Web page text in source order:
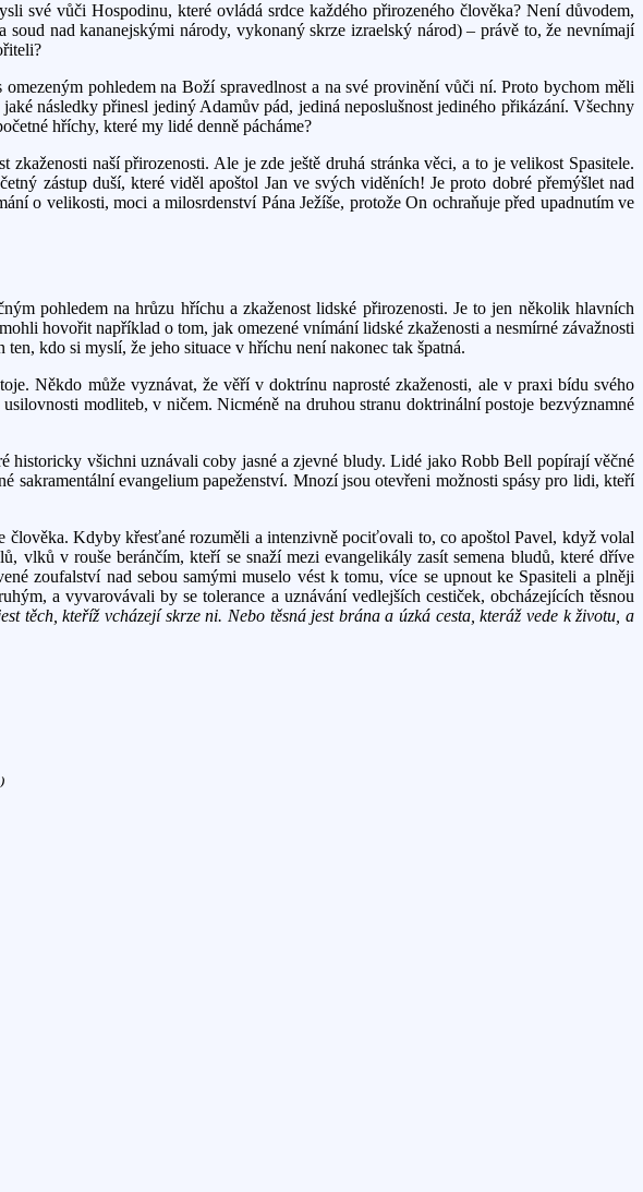
své vůči Hospodinu, které ovládá srdce každého přirozeného člověka? Není důvodem,
nad kananejskými národy, vykonaný skrze izraelský národ) – právě to, že nevnímají
pohledem na Boží spravedlnost a na své provinění vůči ní. Proto bychom měli
následky přinesl jediný Adamův pád, jediná neposlušnost jediného přikázání. Všechny
hříchy, které my lidé denně pácháme?
naší přirozenosti. Ale je zde ještě druhá stránka věci, a to je velikost Spasitele.
zástup duší, které viděl apoštol Jan ve svých viděních! Je proto dobré přemýšlet nad
o velikosti, moci a milosrdenství Pána Ježíše, protože On ochraňuje před upadnutím ve
pohledem na hrůzu hříchu a zkaženost lidské přirozenosti. Je to jen několik hlavních
hovořit například o tom, jak omezené vnímání lidské zkaženosti a nesmírné závažnosti
kdo si myslí, že jeho situace v hříchu není nakonec tak špatná.
Někdo může vyznávat, že věří v doktrínu naprosté zkaženosti, ale v praxi bídu svého
modliteb, v ničem. Nicméně na druhou stranu doktrinální postoje bezvýznamné
všichni uznávali coby jasné a zjevné bludy. Lidé jako Robb Bell popírají věčné
evangelium papeženství. Mnozí jsou otevřeni možnosti spásy pro lidi, kteří
člověka. Kdyby křesťané rozuměli a intenzivně pociťovali to, co apoštol Pavel, když volal
vlků v rouše beránčím, kteří se snaží mezi evangelikály zasít semena bludů, které dříve
zoufalství nad sebou samými muselo vést k tomu, více se upnout ke Spasiteli a plněji
a vyvarovávali by se tolerance a uznávání vedlejších cestiček, obcházejících těsnou
těch, kteříž vcházejí skrze ni. Nebo těsná jest brána a úzká cesta, kteráž vede k životu, a